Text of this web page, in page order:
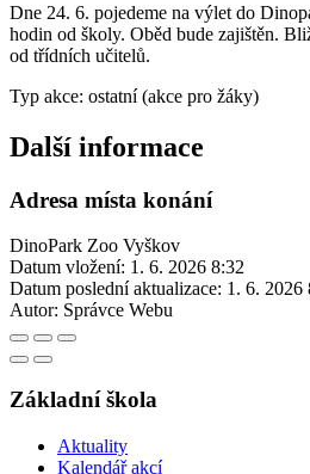
Dne 24. 6. pojedeme na výlet do
hodin od školy. Oběd bude zajištěn.
od třídních učitelů.
Typ akce: ostatní (akce pro žáky)
Další informace
Adresa místa konání
DinoPark Zoo Vyškov
Datum vložení: 1. 6. 2026 8:32
Datum poslední aktualizace: 1. 6. 2026
Autor: Správce Webu
Základní škola
Aktuality
Kalendář akcí